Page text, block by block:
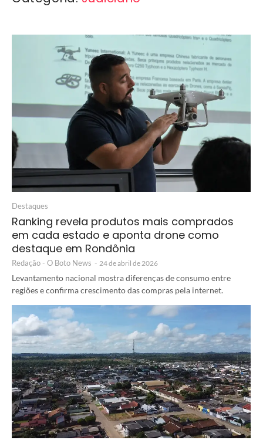
Destaques
Ranking revela produtos mais comprados
em cada estado e aponta drone como
destaque em Rondônia
Redação - O Boto News - 24 de abril de 2026
Levantamento nacional mostra diferenças de consumo entre
regiões e confirma crescimento das compras pela internet.